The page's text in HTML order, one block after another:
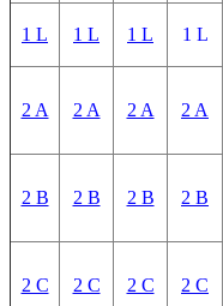
1 L 1 L 1 L 1 L
2 A 2 A 2 A 2 A
2 B 2 B 2 B 2 B
2 C 2 C 2 C 2 C